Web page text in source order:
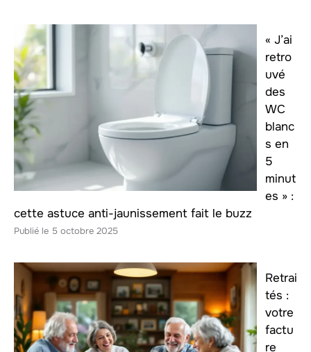
« J’ai
retro
uvé
des
WC
blanc
s en
5
minut
es » :
cette astuce anti-jaunissement fait le buzz
5 octobre 2025
Retrai
tés :
votre
factu
re